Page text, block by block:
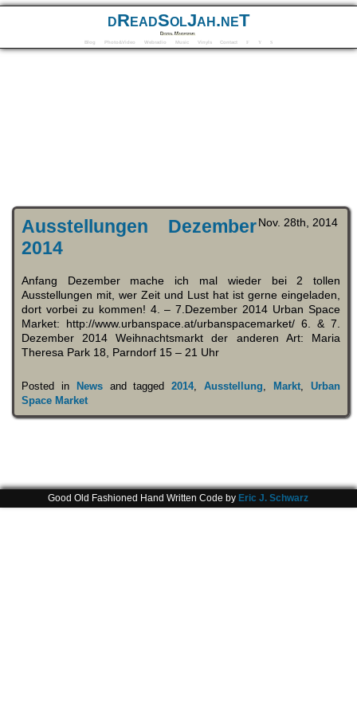
dReadSolJah.neT
Digital Mindforms
Blog Photo&Video Webradio Music Vinyls Contact F Y S
Nov. 28th, 2014
Ausstellungen Dezember
2014
Anfang Dezember mache ich mal wieder bei 2 tollen
Ausstellungen mit, wer Zeit und Lust hat ist gerne eingeladen,
dort vorbei zu kommen! 4. – 7.Dezember 2014 Urban Space
Market: http://www.urbanspace.at/urbanspacemarket/ 6. & 7.
Dezember 2014 Weihnachtsmarkt der anderen Art: Maria
Theresa Park 18, Parndorf 15 – 21 Uhr
Posted in Newsand tagged2014,Ausstellung, Markt,Urban
Space Market
Good Old Fashioned Hand Written Code by Eric J. Schwarz